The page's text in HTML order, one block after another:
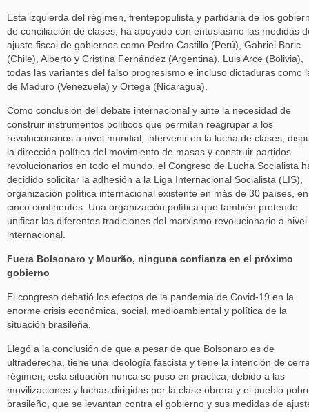
Esta izquierda del régimen, frentepopulista y partidaria de los
de conciliación de clases, ha apoyado con entusiasmo las medidas
ajuste fiscal de gobiernos como Pedro Castillo (Perú), Gabriel Boric
(Chile), Alberto y Cristina Fernández (Argentina), Luis Arce (Bolivia),
todas las variantes del falso progresismo e incluso dictaduras como
de Maduro (Venezuela) y Ortega (Nicaragua).
Como conclusión del debate internacional y ante la necesidad de
construir instrumentos políticos que permitan reagrupar a los
revolucionarios a nivel mundial, intervenir en la lucha de clases,
la dirección política del movimiento de masas y construir partidos
revolucionarios en todo el mundo, el Congreso de Lucha Socialista
decidido solicitar la adhesión a la Liga Internacional Socialista (LIS),
organización política internacional existente en más de 30 países,
cinco continentes. Una organización política que también pretende
unificar las diferentes tradiciones del marxismo revolucionario a nivel
internacional.
Fuera Bolsonaro y Mourão, ninguna confianza en el próximo
gobierno
El congreso debatió los efectos de la pandemia de Covid-19 en la
enorme crisis económica, social, medioambiental y política de la
situación brasileña.
Llegó a la conclusión de que a pesar de que Bolsonaro es de
ultraderecha, tiene una ideología fascista y tiene la intención de
régimen, esta situación nunca se puso en práctica, debido a las
movilizaciones y luchas dirigidas por la clase obrera y el pueblo
brasileño, que se levantan contra el gobierno y sus medidas de